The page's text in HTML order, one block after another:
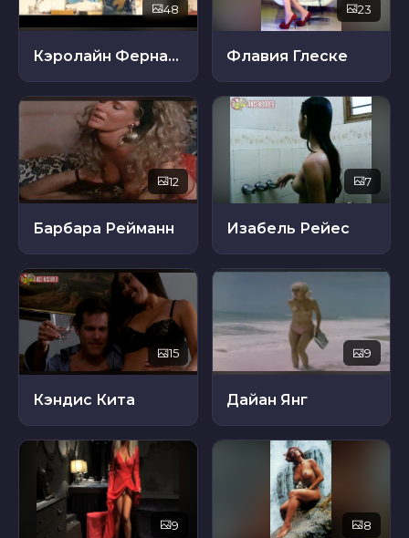
48
Кэролайн Фернандес
23
Флавия Глеске
12
Барбара Рейманн
7
Изабель Рейес
15
Кэндис Кита
9
Дайан Янг
9 8